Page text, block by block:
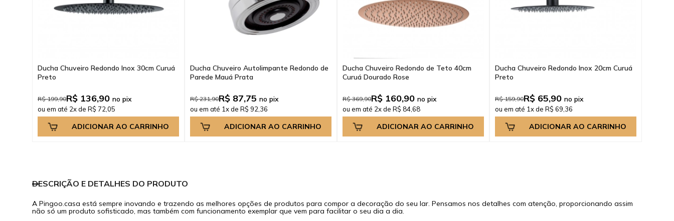
Ducha Chuveiro Redondo Inox 30cm Curuá
Preto
R$ 199,90R$ 136,90no pix
ou em até 2x de R$ 72,05
ADICIONAR AO CARRINHO
Ducha Chuveiro Autolimpante Redondo de
Parede Mauá Prata
R$ 231,90R$ 87,75no pix
ou em até 1x de R$ 92,36
ADICIONAR AO CARRINHO
Ducha Chuveiro Redondo de Teto 40cm
Curuá Dourado Rose
R$ 369,90R$ 160,90 no pix
ou em até 2x de R$ 84,68
ADICIONAR AO CARRINHO
Ducha Chuveiro Redondo Inox 20cm Curuá
Preto
R$ 159,90R$ 65,90 no pix
ou em até 1x de R$ 69,36
ADICIONAR AO CARRINHO
DESCRIÇÃO E DETALHES DO PRODUTO
A Pingoo.casa está sempre inovando e trazendo as melhores opções de produtos para compor a decoração do seu lar. Pensamos nos detalhes com atenção, proporcionando assim
não só um produto sofisticado, mas também com funcionamento exemplar que vem para facilitar o seu dia a dia.